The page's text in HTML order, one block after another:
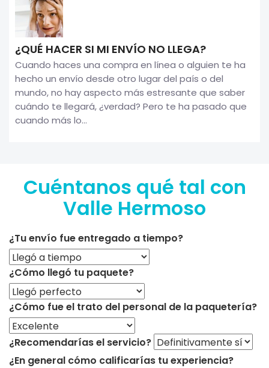
¿QUÉ HACER SI MI ENVÍO NO LLEGA?
Cuando haces una compra en línea o alguien te ha
hecho un envío desde otro lugar del país o del
mundo, no hay aspecto más estresante que saber
cuándo te llegará, ¿verdad? Pero te ha pasado que
cuando más lo...
Cuéntanos qué tal con
Valle Hermoso
¿Tu envío fue entregado a tiempo?
¿Cómo llegó tu paquete?
¿Cómo fue el trato del personal de la paquetería?
¿Recomendarías el servicio?
¿En general cómo calificarías tu experiencia?